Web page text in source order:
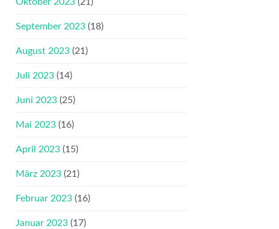
Oktober 2023 (21)
September 2023 (18)
August 2023 (21)
Juli 2023 (14)
Juni 2023 (25)
Mai 2023 (16)
April 2023 (15)
März 2023 (21)
Februar 2023 (16)
Januar 2023 (17)